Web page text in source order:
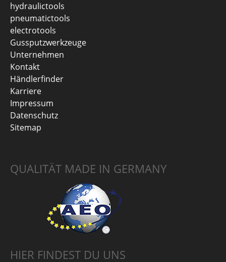
hydraulictools
pneumatictools
electrotools
Gussputzwerkzeuge
Unternehmen
Kontakt
Händlerfinder
Karriere
Impressum
Datenschutz
Sitemap
QUALITÄT MADE IN GERMANY
HIER FINDEST DU UNS